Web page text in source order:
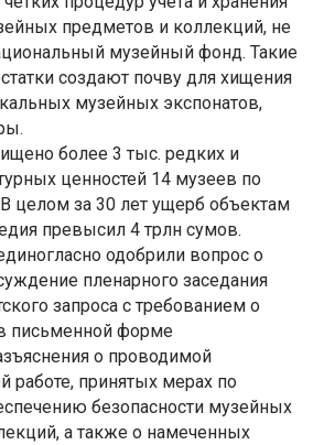
предметов и коллекций, не
музейный фонд. Такие
создают почву для хищения
музейных экспонатов,
более 3 тыс. редких и
ценностей 14 музеев по
целом за 30 лет ущерб объектам
превысил 4 трлн сумов.
одобрили вопрос о
пленарного заседания
запроса с требованием о
письменной форме
о проводимой
работе, принятых мерах по
безопасности музейных
а также о намеченных